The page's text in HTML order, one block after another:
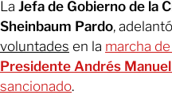
La Jefa de Gobierno de la
Sheinbaum Pardo,
voluntades en la marcha
Presidente Andrés
sancionado.